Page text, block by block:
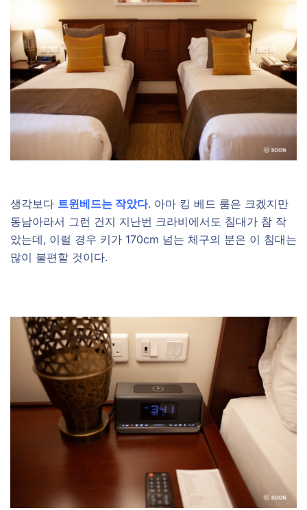
생각보다 트윈베드는 작았다. 아마 킹 베드 룸은 크겠지만
동남아라서 그런 건지 지난번 크라비에서도 침대가 참 작
았는데, 이럴 경우 키가 170cm 넘는 체구의 분은 이 침대는
많이 불편할 것이다.